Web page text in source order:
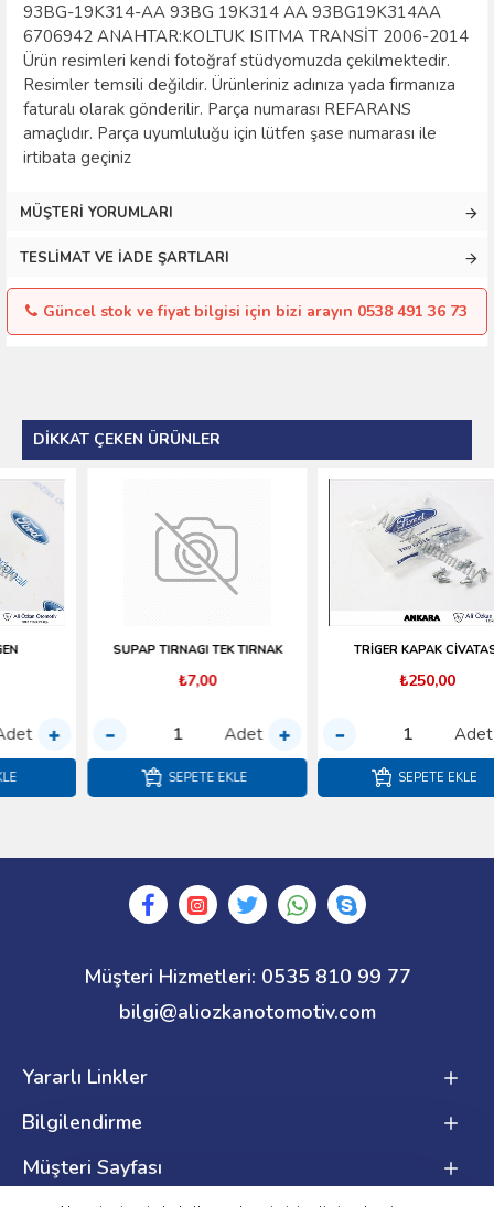
93BG-19K314-AA 93BG 19K314 AA 93BG19K314AA
6706942 ANAHTAR:KOLTUK ISITMA TRANSİT 2006-2014
Ürün resimleri kendi fotoğraf stüdyomuzda çekilmektedir.
Resimler temsili değildir. Ürünleriniz adınıza yada firmanıza
faturalı olarak gönderilir. Parça numarası REFARANS
amaçlıdır. Parça uyumluluğu için lütfen şase numarası ile
irtibata geçiniz
MÜŞTERI YORUMLARI
TESLIMAT VE İADE ŞARTLARI
Güncel stok ve fiyat bilgisi için bizi arayın 0538 491 36 73
DIKKAT ÇEKEN ÜRÜNLER
SUPAP TIRNAGI TEK TIRNAK
Adet
SEPETE EKLE
TRİGER KAPAK CİVATASI
₺250,00
Adet
SEPETE EKLE
Müşteri Hizmetleri: 0535 810 99 77
bilgi@aliozkanotomotiv.com
Yararlı Linkler
Bilgilendirme
Müşteri Sayfası